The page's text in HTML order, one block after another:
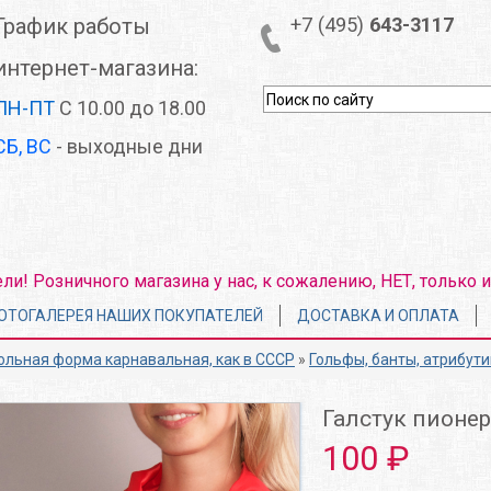
работы
магазина:
ПТ С 10.00 до 18.00
ВС - выходные дни
+7 (495) 643-3117
Розничного магазина у нас, к сожалению, НЕТ, только
НАШИХ ПОКУПАТЕЛЕЙ ДОСТАВКА И ОПЛАТА
форма карнавальная, как в СССР » Гольфы, банты,
Галстук
100 ₽